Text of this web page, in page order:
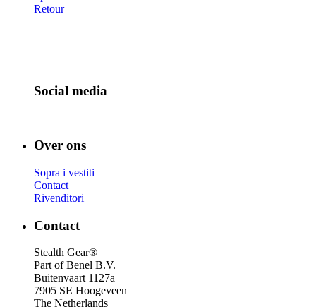
Retour
Social media
Over ons
Sopra i vestiti
Contact
Rivenditori
Contact
Stealth Gear®
Part of Benel B.V.
Buitenvaart 1127a
7905 SE Hoogeveen
The Netherlands